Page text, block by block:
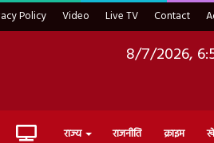
Policy Video Live TV Contact
8/7/2026,
Live राज्य राजनीति क्राइम